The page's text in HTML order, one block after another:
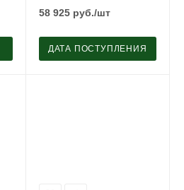
58 925руб./шт
ДАТА ПОСТУПЛЕНИЯ